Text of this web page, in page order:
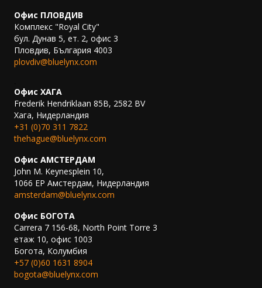
Офис ПЛОВДИВ
Комплекс "Royal City"
бул. Дунав 5, ет. 2, офис 3
Пловдив, България 4003
plovdiv@bluelynx.com
Офис ХАГА
Frederik Hendriklaan 85B, 2582 BV
Хага, Нидерландия
+31 (0)70 311 7822
thehague@bluelynx.com
Офис АМСТЕРДАМ
John M. Keynesplein 10,
1066 EP Амстердам, Нидерландия
amsterdam@bluelynx.com
Офис БОГОТА
Carrera 7 156-68, North Point Torre 3
етаж 10, офис 1003
Богота, Колумбия
+57 (0)60 1631 8904
bogota@bluelynx.com